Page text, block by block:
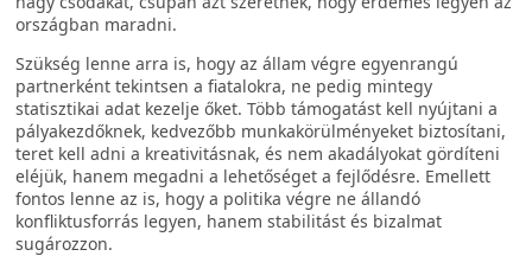
országban maradni.
Szükség lenne arra is, hogy az állam végre egyenrangú
partnerként tekintsen a fiatalokra, ne pedig mintegy
statisztikai adat kezelje őket. Több támogatást kell nyújtani a
pályakezdőknek, kedvezőbb munkakörülményeket biztosítani,
teret kell adni a kreativitásnak, és nem akadályokat gördíteni
eléjük, hanem megadni a lehetőséget a fejlődésre. Emellett
fontos lenne az is, hogy a politika végre ne állandó
konfliktusforrás legyen, hanem stabilitást és bizalmat
sugározzon.